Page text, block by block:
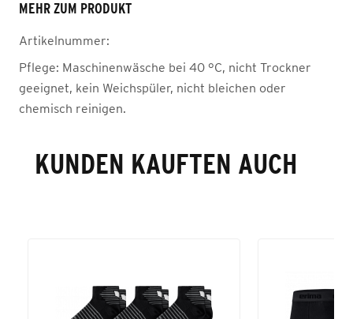
MEHR ZUM PRODUKT
Artikelnummer:
Pflege: Maschinenwäsche bei 40 °C, nicht Trockner
geeignet, kein Weichspüler, nicht bleichen oder
chemisch reinigen.
KUNDEN KAUFTEN AUCH